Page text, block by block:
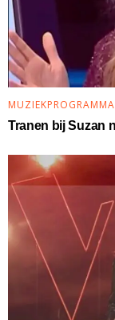
Tranen bij Suzan